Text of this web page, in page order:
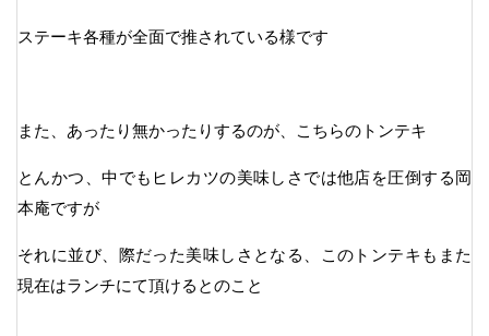
ステーキ各種が全面で推されている様です
また、あったり無かったりするのが、こちらのトンテキ
とんかつ、中でもヒレカツの美味しさでは他店を圧倒する岡
本庵ですが
それに並び、際だった美味しさとなる、このトンテキもまた
現在はランチにて頂けるとのこと